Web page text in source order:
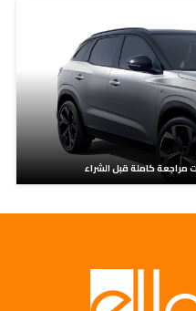
مراجعة كاملة قبل الشراء